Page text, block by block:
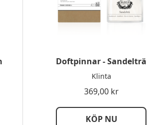
Doftpinnar - Sandelträ
Klinta
369,00 kr
KÖP NU